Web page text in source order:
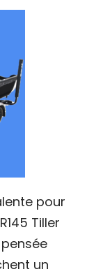
pour
Tiller
un